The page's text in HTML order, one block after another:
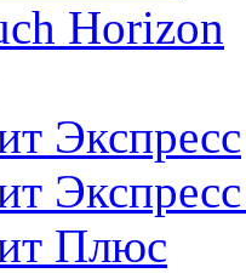
Horizon
Экспресс
Плюс